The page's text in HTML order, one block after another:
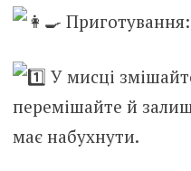
Приготування:
У мисці
перемішайте й
має набухнути.